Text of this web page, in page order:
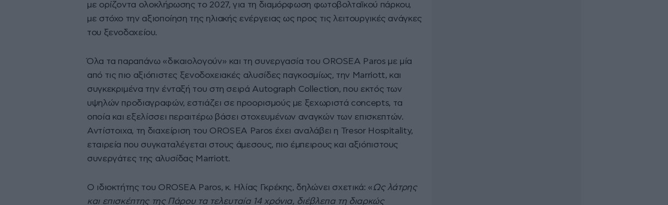
με ορίζοντα ολοκλήρωσης το 2027, για τη διαμόρφωση φωτοβολταϊκού πάρκου,
με στόχο την αξιοποίηση της ηλιακής ενέργειας ως προς τις λειτουργικές ανάγκες
του ξενοδοχείου.
Όλα τα παραπάνω «δικαιολογούν» και τη συνεργασία του OROSEA Paros με μία
από τις πιο αξιόπιστες ξενοδοχειακές αλυσίδες παγκοσμίως, την Marriott, και
συγκεκριμένα την ένταξή του στη σειρά Autograph Collection, που εκτός των
υψηλών προδιαγραφών, εστιάζει σε προορισμούς με ξεχωριστά concepts, τα
οποία και εξελίσσει περαιτέρω βάσει στοχευμένων αναγκών των επισκεπτών.
Αντίστοιχα, τη διαχείριση του OROSEA Paros έχει αναλάβει η Tresor Hospitality,
εταιρεία που συγκαταλέγεται στους άμεσους, πιο έμπειρους και αξιόπιστους
συνεργάτες της αλυσίδας Marriott.
Ο ιδιοκτήτης του OROSEA Paros, κ. Ηλίας Γκρέκης, δηλώνει σχετικά: «Ως λάτρης
και επισκέπτης της Πάρου τα τελευταία 14 χρόνια, διέβλεπα τη διαρκώς